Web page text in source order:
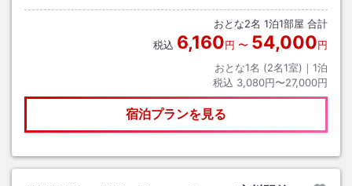
おとな2名 1泊1部屋 合計
税込 6,160円 〜 54,000円
おとな1名 (2名1室)｜ 1泊
税込 3,080円〜27,000円
宿泊プランを見る